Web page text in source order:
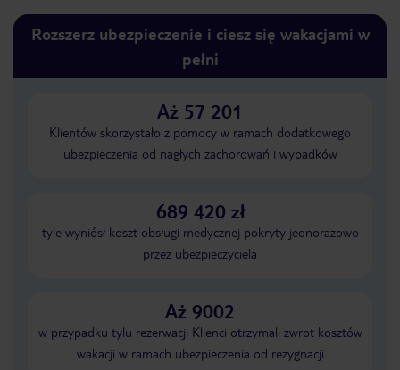
Rozszerz ubezpieczenie i ciesz się wakacjami w
pełni
Aż 57 201
Klientów skorzystało z pomocy w ramach dodatkowego
ubezpieczenia od nagłych zachorowań i wypadków
689 420 zł
tyle wyniósł koszt obsługi medycznej pokryty jednorazowo
przez ubezpieczyciela
Aż 9002
w przypadku tylu rezerwacji Klienci otrzymali zwrot kosztów
wakacji w ramach ubezpieczenia od rezygnacji